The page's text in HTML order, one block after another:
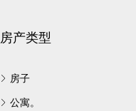
房产类型
房子
公寓。